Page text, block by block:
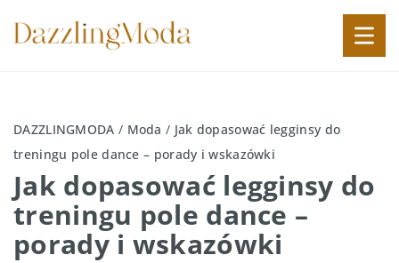
DAZZLINGMODA / Moda / Jak dopasować legginsy do
treningu pole dance – porady i wskazówki
Jak dopasować legginsy do
treningu pole dance –
porady i wskazówki